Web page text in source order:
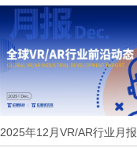
2025年12月VR/AR行业月